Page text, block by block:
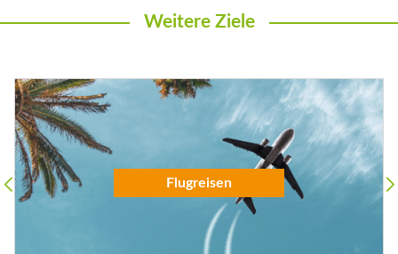
Weitere Ziele
Flugreisen